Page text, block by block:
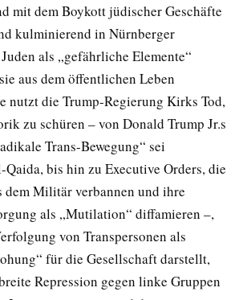
mit dem Boykott jüdischer Geschäfte
kulminierend in Nürnberger
als „gefährliche Elemente“
aus dem öffentlichen Leben
nutzt die Trump-Regierung Kirks Tod,
zu schüren – von Donald Trump Jr.s
Trans-Bewegung“ sei
bis hin zu Executive Orders, die
dem Militär verbannen und ihre
als „Mutilation“ diffamieren –,
von Transpersonen als
für die Gesellschaft darstellt,
Repression gegen linke Gruppen